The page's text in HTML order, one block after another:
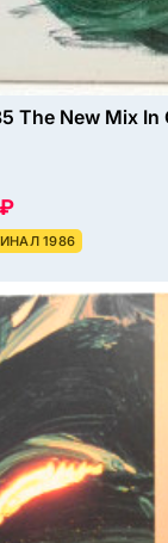
The New Mix In
1986